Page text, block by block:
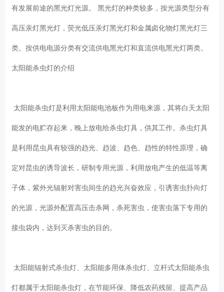
有发展前途的黑光灯光源。 黑光灯的种类较多，按光源类型分有
高压汞灯黑光灯，荧光低压汞灯黑光灯和金属卤化物灯黑光灯三
类。按供电电源分类有交流供电黑光灯和直流供电黑光灯两类。
太阳能杀虫灯的介绍
太阳能杀虫灯是利用太阳能电池板作为用电来源，其将白天太阳
能发的电贮存起来，晚上放电给杀虫灯具，供其工作。杀虫灯具
是利用昆虫具有较强的趋光、趋波、趋色、趋性的特性原理，确
定对昆虫的诱导波长，研制专用光源，利用放电产生的低温等离
子体，紫外光辐射对害虫间生的趋光兴奋效应，引诱害虫扑向灯
的光源，光源外配置高压击杀网，杀死害虫，使害虫落下专用的
接虫袋内，达到灭杀害虫的目的。
太阳能辐射式杀虫灯、太阳能多用体杀虫灯、立杆式太阳能杀虫
灯都属于太阳能杀虫灯，在节能环保、降低农药残留、提高产品